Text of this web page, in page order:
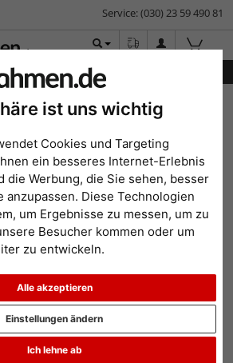
ist uns wichtig
Cookies und Targeting
ein besseres Internet-Erlebnis
die Werbung, die Sie sehen, besser
anzupassen. Diese Technologien
um Ergebnisse zu messen, um zu
Besucher kommen oder um
zu entwickeln.
Alle akzeptieren
Ich lehne ab
Einstellungen ändern
Service: (030) 23 59 490 81
Menü
Rahmengrößen 18x18 cm
Bilderrahmen
18x18 cm
4 5
Preis absteigend